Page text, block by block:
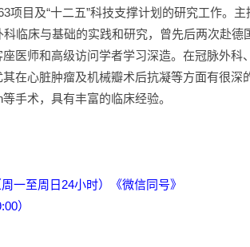
项目及“十二五”科技支撑计划的研究工作。
临床与基础的实践和研究，曾先后两次赴德
医师和高级访问学者学习深造。在冠脉外科
在心脏肿瘤及机械瓣术后抗凝等方面有很深
手术，具有丰富的临床经验。
周一至周日24小时）《微信同号》
）